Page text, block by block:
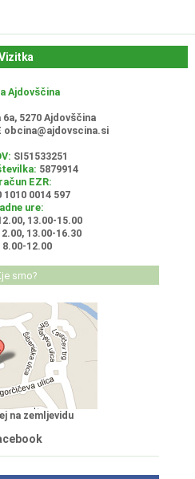
Ajdovščina
5270 Ajdovščina
obcina@ajdovscina.si
SI51533251
5879914
EZR:
1010 0014 597
ure:
13.00-15.00
13.00-16.30
12.00
smo?
na zemljevidu